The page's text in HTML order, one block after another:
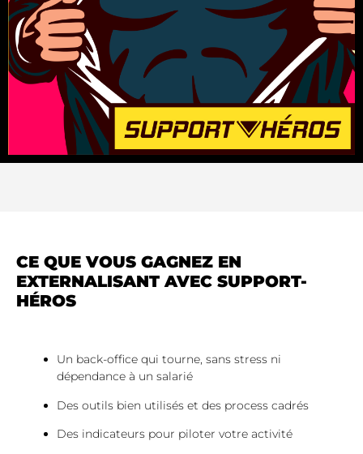
CE QUE VOUS GAGNEZ EN
EXTERNALISANT AVEC SUPPORT-
HÉROS
Un back-office qui tourne, sans stress ni
dépendance à un salarié
Des outils bien utilisés et des process cadrés
Des indicateurs pour piloter votre activité